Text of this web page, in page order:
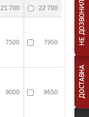
21 700 22 700
7500 7950
9000 9650